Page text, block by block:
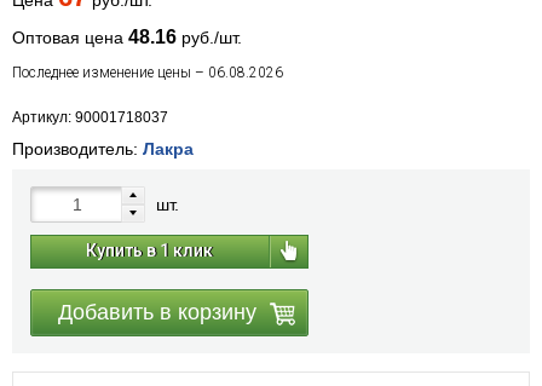
Оптовая цена 48.16 руб./шт.
Последнее изменение цены – 06.08.2026
Артикул: 90001718037
Производитель: Лакра
шт.
Купить в 1 клик
Добавить в корзину